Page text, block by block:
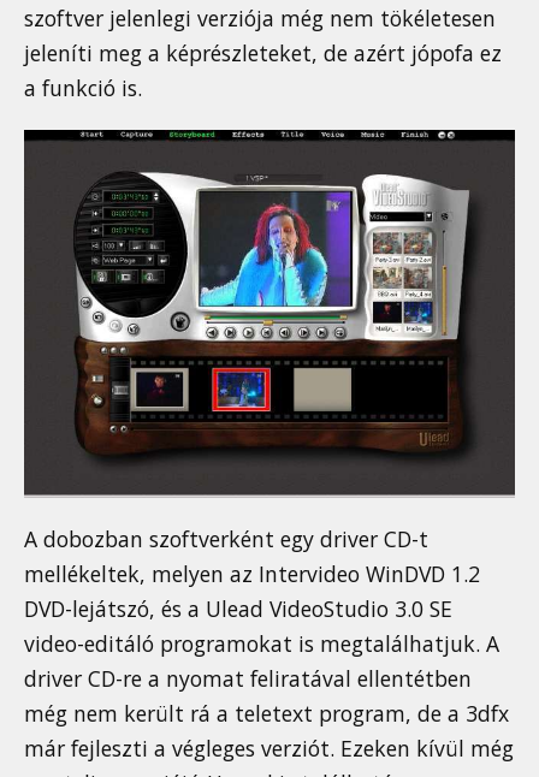
szoftver jelenlegi verziója még nem tökéletesen
jeleníti meg a képrészleteket, de azért jópofa ez
a funkció is.
A dobozban szoftverként egy driver CD-t
mellékeltek, melyen az Intervideo WinDVD 1.2
DVD-lejátszó, és a Ulead VideoStudio 3.0 SE
video-editáló programokat is megtalálhatjuk. A
driver CD-re a nyomat feliratával ellentétben
még nem került rá a teletext program, de a 3dfx
már fejleszti a végleges verziót. Ezeken kívül még